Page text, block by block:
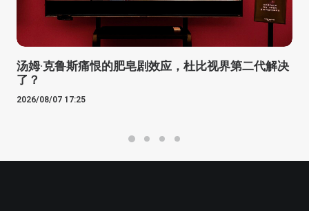
汤姆·克鲁斯痛恨的肥皂剧效应，杜比视界第二代解决
了？
2026/08/07 17:25